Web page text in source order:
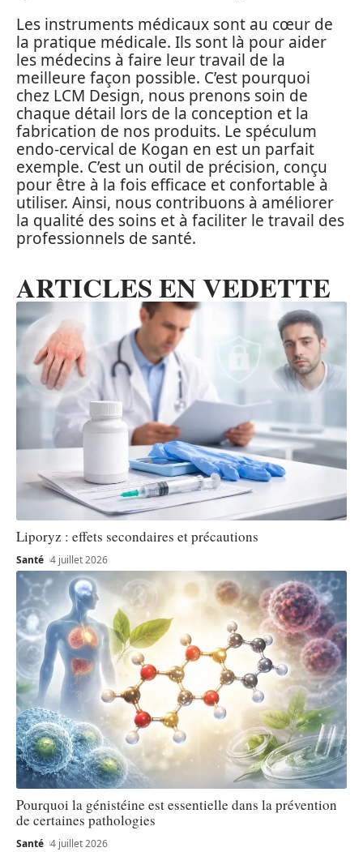
Les instruments médicaux sont au cœur de
la pratique médicale. Ils sont là pour aider
les médecins à faire leur travail de la
meilleure façon possible. C’est pourquoi
chez LCM Design, nous prenons soin de
chaque détail lors de la conception et la
fabrication de nos produits. Le spéculum
endo-cervical de Kogan en est un parfait
exemple. C’est un outil de précision, conçu
pour être à la fois efficace et confortable à
utiliser. Ainsi, nous contribuons à améliorer
la qualité des soins et à faciliter le travail des
professionnels de santé.
ARTICLES EN VEDETTE
Liporyz : effets secondaires et précautions
Santé 4 juillet 2026
Pourquoi la génistéine est essentielle dans la prévention
de certaines pathologies
Santé 4 juillet 2026